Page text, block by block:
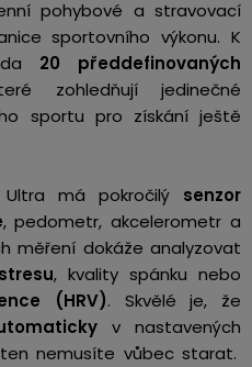
pohybové a stravovací
sportovního výkonu. K
20 předdefinovaných
zohledňují jedinečné
sportu pro získání ještě
Ultra má pokročilý senzor
, pedometr, akcelerometr a
měření dokáže analyzovat
, kvality spánku nebo
(HRV). Skvělé je, že
v nastavených
nemusíte vůbec starat.